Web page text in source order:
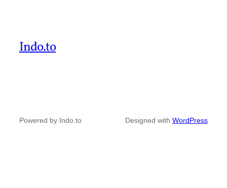
Indo.to
Powered by Indo.to Designed with WordPress